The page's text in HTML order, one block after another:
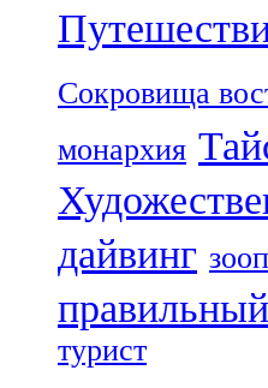
Сокровища
монархия
дайвинг
турист